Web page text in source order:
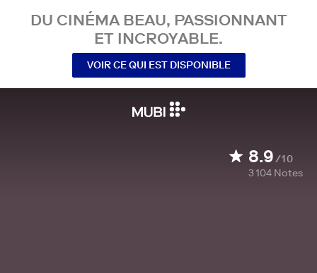
DU CINÉMA BEAU, PASSIONNANT
ET INCROYABLE.
VOIR CE QUI EST DISPONIBLE
8.9/10
3 104 Notes